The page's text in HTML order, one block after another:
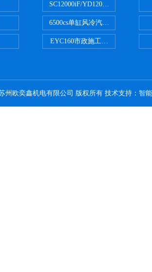
SC12000iF/YD12000大疆T30用
6500cs单缸风冷汽油发电机小型
EYC160市政施工用路面切割机配
州欧奕鑫机电有限公司 版权所有 技术支持： 智